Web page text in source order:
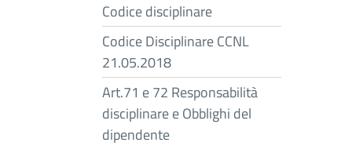
Codice disciplinare
Codice Disciplinare CCNL
21.05.2018
Art.71 e 72 Responsabilità
disciplinare e Obblighi del
dipendente